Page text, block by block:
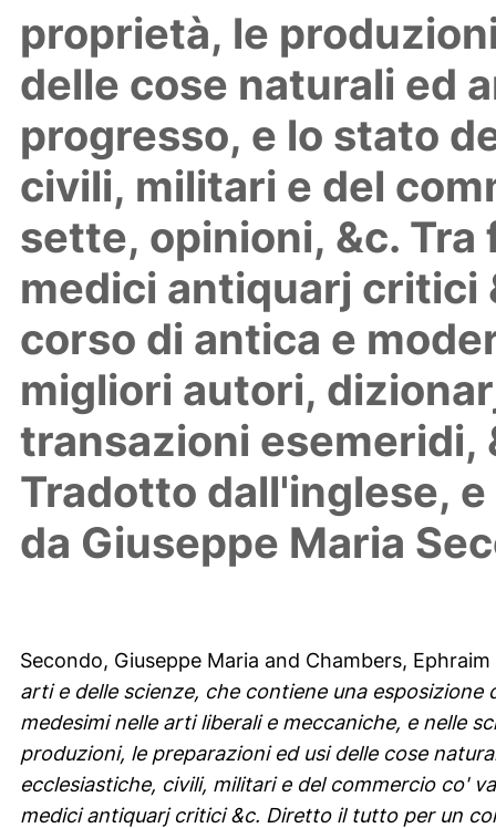
proprietà, le
delle cose naturali ed
progresso, e lo stato
civili, militari e del
sette, opinioni, &c.
medici antiquarj critici
corso di antica e
migliori autori,
transazioni esemeridi,
Tradotto dall'inglese,
da Giuseppe Maria
Secondo, Giuseppe Maria and Chambers, Ephraim
arti e delle scienze, che contiene una
medesimi nelle arti liberali e meccaniche, e nelle
produzioni, le preparazioni ed usi delle cose
ecclesiastiche, civili, militari e del commercio co'
medici antiquarj critici &c. Diretto il tutto per un